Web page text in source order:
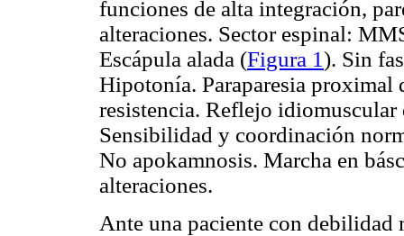
funciones de alta integración,
alteraciones. Sector espinal:
Escápula alada (Figura 1). Sin
Hipotonía. Paraparesia proximal
resistencia. Reflejo idiomuscular
Sensibilidad y coordinación
No apokamnosis. Marcha en
alteraciones.
Ante una paciente con